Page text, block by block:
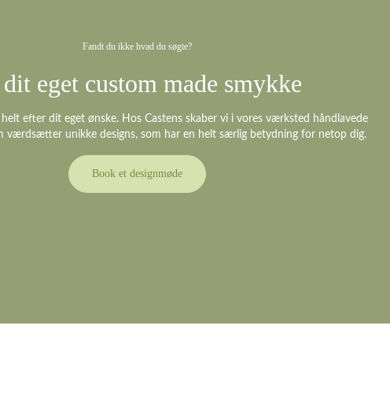
Fandt du ikke hvad du søgte?
eget custom made smykke
helt efter dit eget ønske. Hos Castens skaber vi i vores værksted håndlavede
værdsætter unikke designs, som har en helt særlig betydning for netop dig.
Book et designmøde